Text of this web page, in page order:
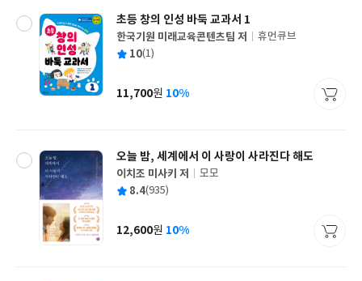
초등 창의 인성 바둑 교과서 1
글
쓴
한국기원 미래교육콘텐츠팀 저
출
사
휴먼큐브
평 10(1)
가
11,700원 10%
오늘 밤, 세계에서 이 사랑이 사라진다 해도
글
쓴
이치조 미사키 저
출
사
모모
평 8.4(935)
가
12,600원 10%